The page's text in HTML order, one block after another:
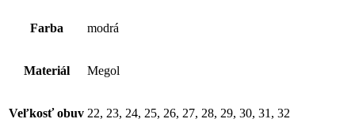
Farba modrá
Materiál Megol
Veľkosť obuv 22, 23, 24, 25, 26, 27, 28, 29, 30, 31, 32